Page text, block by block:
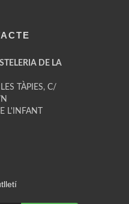
DE LA
TÀPIES, C/
L'INFANT